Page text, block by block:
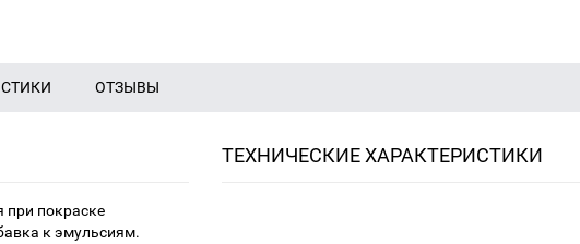
ОТЗЫВЫ
при покраске
к эмульсиям.
ТЕХНИЧЕСКИЕ ХАРАКТЕРИСТИКИ